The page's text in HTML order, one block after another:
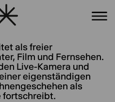
als freier
Film und Fernsehen.
Live-Kamera und
eigenständigen
als
fortschreibt.